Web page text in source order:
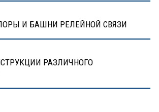
И БАШНИ РЕЛЕЙНОЙ СВЯЗИ
РАЗЛИЧНОГО